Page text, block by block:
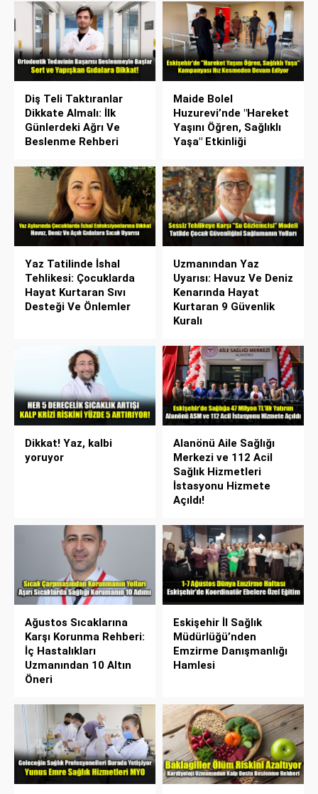
Diş Teli Taktıranlar
Dikkate Almalı: İlk
Günlerdeki Ağrı Ve
Beslenme Rehberi
Maide Bolel
Huzurevi’nde "Hareket
Yaşını Öğren, Sağlıklı
Yaşa" Etkinliği
Yaz Tatilinde İshal
Tehlikesi: Çocuklarda
Hayat Kurtaran Sıvı
Desteği Ve Önlemler
Uzmanından Yaz
Uyarısı: Havuz Ve Deniz
Kenarında Hayat
Kurtaran 9 Güvenlik
Kuralı
Dikkat! Yaz, kalbi
yoruyor
Alanönü Aile Sağlığı
Merkezi ve 112 Acil
Sağlık Hizmetleri
İstasyonu Hizmete
Açıldı!
Ağustos Sıcaklarına
Karşı Korunma Rehberi:
İç Hastalıkları
Uzmanından 10 Altın
Öneri
Eskişehir İl Sağlık
Müdürlüğü’nden
Emzirme Danışmanlığı
Hamlesi